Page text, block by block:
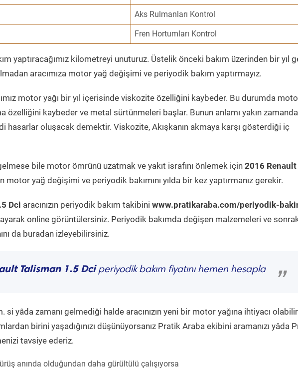
Aks Rulmanları Kontrol
Fren Hortumları Kontrol
yaptıracağımız kilometreyi unuturuz. Üstelik önceki bakım üzerinden bir yıl
aracımıza motor yağ değişimi ve periyodik bakım yaptırmayız.
motor yağı bir yıl içerisinde viskozite özelliğini kaybeder. Bu durumda
özelliğini kaybeder ve metal sürtünmeleri başlar. Bunun anlamı yakın zamanda
oluşacak demektir. Viskozite, Akışkanın akmaya karşı gösterdiği iç
bile motor ömrünü uzatmak ve yakıt israfını önlemek için 2016 Renault
motor yağ değişimi ve periyodik bakımını yılda bir kez yaptırmanız gerekir.
Dci aracınızın periyodik bakım takibini www.pratikaraba.com/periyodik-
online görüntülersiniz. Periyodik bakımda değişen malzemeleri ve
da buradan izleyebilirsiniz.
Talisman 1.5 Dciperiyodik bakım fiyatını hemen hesapla
”
si yâda zamanı gelmediği halde aracınızın yeni bir motor yağına ihtiyacı
birini yaşadığınızı düşünüyorsanız Pratik Araba ekibini aramanızı yâda
tavsiye ederiz.
anında olduğundan daha gürültülü çalışıyorsa